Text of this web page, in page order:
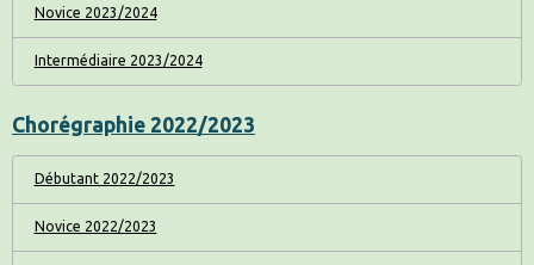
Novice 2023/2024
Intermédiaire 2023/2024
Chorégraphie 2022/2023
Débutant 2022/2023
Novice 2022/2023